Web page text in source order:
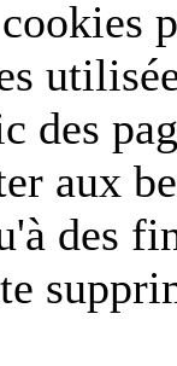
des
aux
des